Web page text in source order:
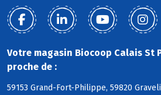
Votre magasin Biocoop Calais St
proche de :
59153 Grand-Fort-Philippe, 59820